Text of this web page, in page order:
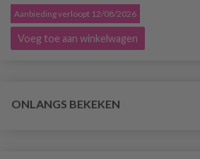
Aanbieding verloopt 12/08/2026
Voeg toe aan winkelwagen
ONLANGS BEKEKEN